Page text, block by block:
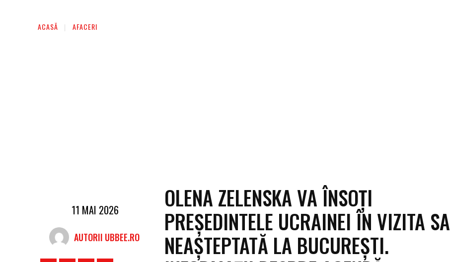
ACASĂ AFACERI
11 MAI 2026
AUTORII UBBEE.RO
OLENA ZELENSKA VA ÎNSOȚI
PREȘEDINTELE UCRAINEI ÎN VIZITA SA
NEAȘTEPTATĂ LA BUCUREȘTI.